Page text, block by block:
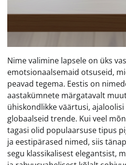
Nime valimine lapsele on üks
emotsionaalsemaid otsuseid,
peavad tegema. Eestis on
aastakümnete märgatavalt
ühiskondlikke väärtusi,
globaalseid trende. Kui veel
tagasi olid populaarsuse tipus
ja eestipärased nimed, siis
segu klassikalisest elegantsist,